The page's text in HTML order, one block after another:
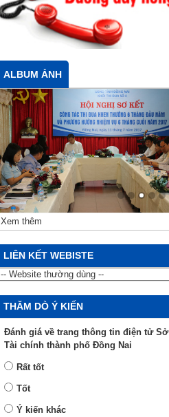
ALBUM ẢNH
Xem thêm
LIÊN KẾT WEBISTE
THĂM DÒ Ý KIẾN
Đánh giá về trang thông tin điện tử Sở
Tài chính thành phố Đồng Nai
Rất tốt
Tốt
Ý kiến khác